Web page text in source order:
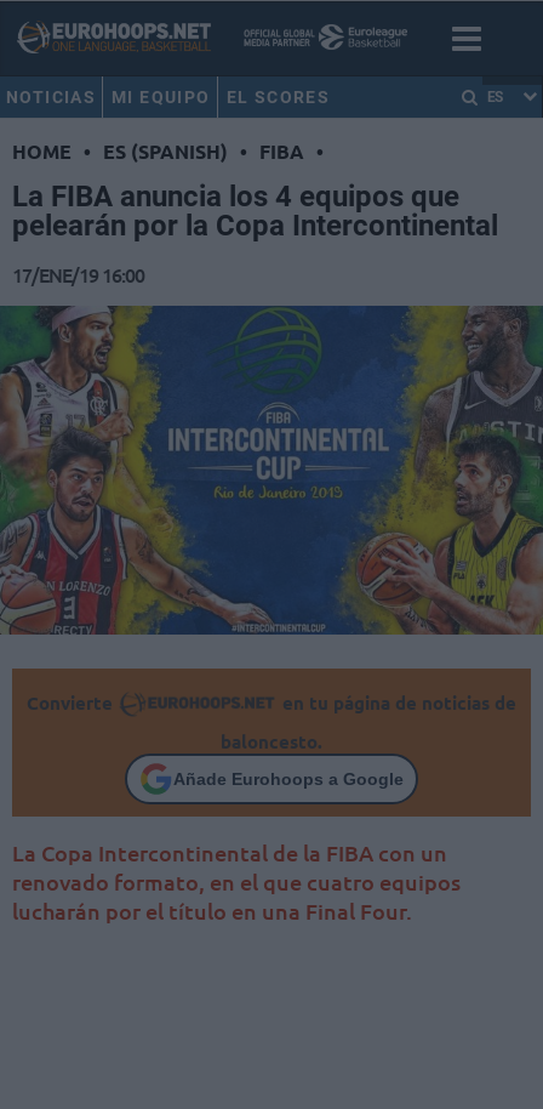
NOTICIAS MI EQUIPO EL SCORES ES
HOME • ES (SPANISH) • FIBA •
La FIBA anuncia los 4 equipos que
pelearán por la Copa Intercontinental
17/ENE/19 16:00
Convierte
en tu página de noticias de
baloncesto.
Añade Eurohoops a Google
La Copa Intercontinental de la FIBA con un
renovado formato, en el que cuatro equipos
lucharán por el título en una Final Four.